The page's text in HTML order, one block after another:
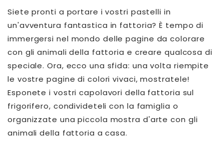
Siete pronti a portare i vostri pastelli in
un'avventura fantastica in fattoria? È tempo di
immergersi nel mondo delle pagine da colorare
con gli animali della fattoria e creare qualcosa di
speciale. Ora, ecco una sfida: una volta riempite
le vostre pagine di colori vivaci, mostratele!
Esponete i vostri capolavori della fattoria sul
frigorifero, condivideteli con la famiglia o
organizzate una piccola mostra d'arte con gli
animali della fattoria a casa.